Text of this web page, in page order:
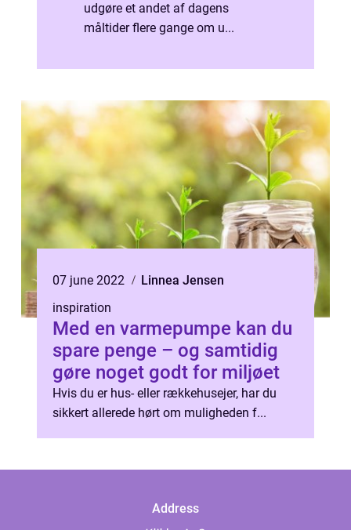
udgøre et andet af dagens
måltider flere gange om u...
07 june 2022
Linnea Jensen
inspiration
Med en varmepumpe kan du
spare penge – og samtidig
gøre noget godt for miljøet
Hvis du er hus- eller rækkehusejer, har du
sikkert allerede hørt om muligheden f...
Address